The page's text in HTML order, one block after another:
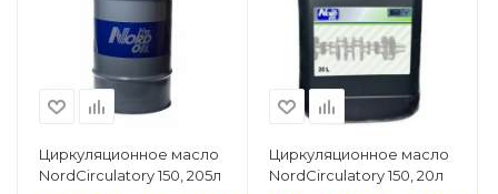
Циркуляционное масло
NordCirculatory 150, 205л
Циркуляционное масло
NordCirculatory 150, 20л